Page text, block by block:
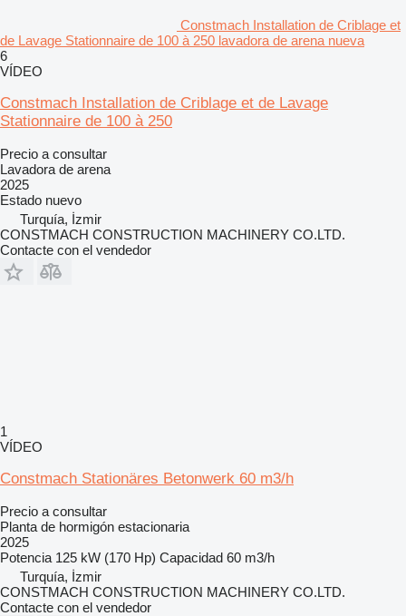
Constmach Installation de Criblage et
de Lavage Stationnaire de 100 à 250 lavadora de arena nueva
6
VÍDEO
Constmach Installation de Criblage et de Lavage
Stationnaire de 100 à 250
Precio a consultar
Lavadora de arena
2025
Estado nuevo
Turquía, İzmir
CONSTMACH CONSTRUCTION MACHINERY CO.LTD.
Contacte con el vendedor
1
VÍDEO
Constmach Stationäres Betonwerk 60 m3/h
Precio a consultar
Planta de hormigón estacionaria
2025
Potencia 125 kW (170 Hp) Capacidad 60 m3/h
Turquía, İzmir
CONSTMACH CONSTRUCTION MACHINERY CO.LTD.
Contacte con el vendedor